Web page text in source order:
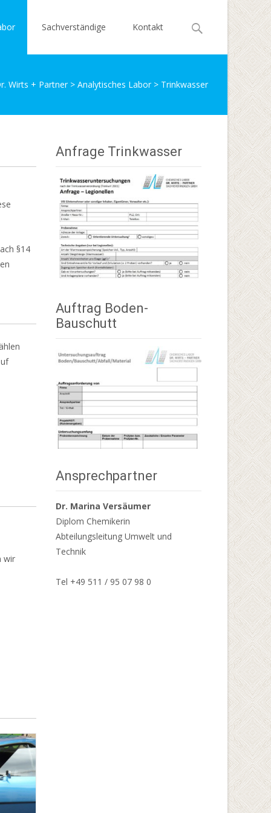
Sachverständige Kontakt
Search
Wirts + Partner> Analytisches Labor> Trinkwasser
§14
wir
Anfrage Trinkwasser
Auftrag Boden-
Bauschutt
Ansprechpartner
Dr. Marina Versäumer
Diplom Chemikerin
Abteilungsleitung Umwelt und
Technik
Tel +49 511 / 95 07 98 0